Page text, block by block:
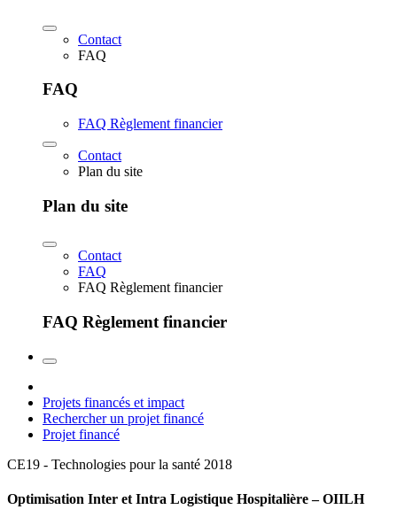
Contact
FAQ
FAQ
FAQ Règlement financier
Contact
Plan du site
Plan du site
Contact
FAQ
FAQ Règlement financier
FAQ Règlement financier
Projets financés et impact
Rechercher un projet financé
Projet financé
CE19 - Technologies pour la santé 2018
Optimisation Inter et Intra Logistique Hospitalière – OIILH